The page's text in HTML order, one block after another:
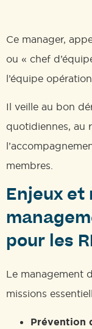
Ce manager,
ou « chef
l’équipe
Il veille au bon
quotidiennes, au
membres.
Enjeux et
pour les
Le management
missions
Prévention